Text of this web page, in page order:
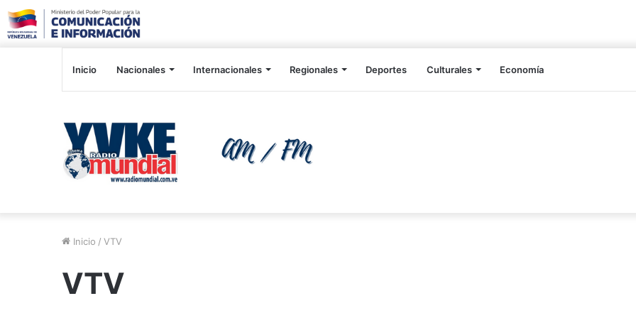
Inicio Nacionales Internacionales Regionales Deportes Culturales Economía
Inicio / VTV
VTV